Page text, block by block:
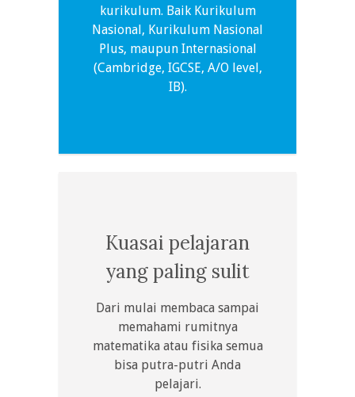
kurikulum. Baik Kurikulum
Nasional, Kurikulum Nasional
Plus, maupun Internasional
(Cambridge, IGCSE, A/O level,
IB).
Kuasai pelajaran
yang paling sulit
Dari mulai membaca sampai
memahami rumitnya
matematika atau fisika semua
bisa putra-putri Anda
pelajari.